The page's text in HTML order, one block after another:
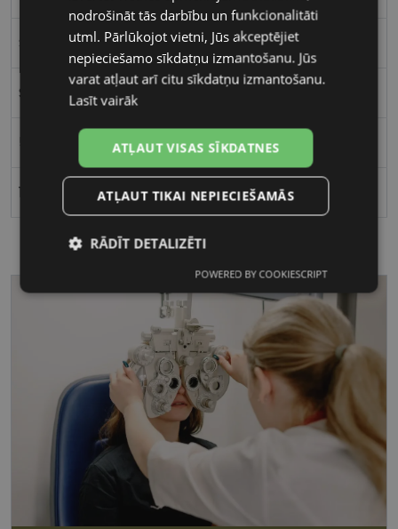
Stūrains
Sievietēm
19
nodrošināt tās darbību un funkcionalitāti
utml. Pārlūkojot vietni, Jūs akceptējiet
nepieciešamo sīkdatņu izmantošanu. Jūs
varat atļaut arī citu sīkdatņu izmantošanu.
Lasīt vairāk
ATĻAUT VISAS SĪKDATNES
ATĻAUT TIKAI NEPIECIEŠAMĀS
RĀDĪT DETALIZĒTI
sīkdatnes
Statistikas
sīkdatnes
Mārketinga
sīkdatnes
Funkcionālās
sīkdatnes
Nepieciešamās sīkdatnes
POWERED BY COOKIESCRIPT